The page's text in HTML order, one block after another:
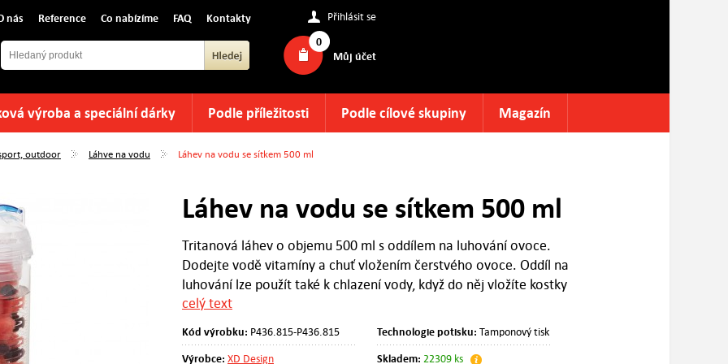
nás Reference Co nabízíme FAQ Kontakty Přihlásit se
0
Můj účet
výroba a speciální dárky Podle příležitosti Podle cílové skupiny Magazín
outdoor Láhve na vodu Láhev na vodu se sítkem 500 ml
Láhev na vodu se sítkem 500 ml
Tritanová láhev o objemu 500 ml s oddílem na luhování ovoce.
Dodejte vodě vitamíny a chuť vložením čerstvého ovoce. Oddíl na
luhování lze použít také k chlazení vody, když do něj vložíte kostky
ledu.
celý text
Kód výrobku: P436.815-P436.815 Technologie potisku: Tamponový tisk
Výrobce: XD Design Skladem: 22309 ks